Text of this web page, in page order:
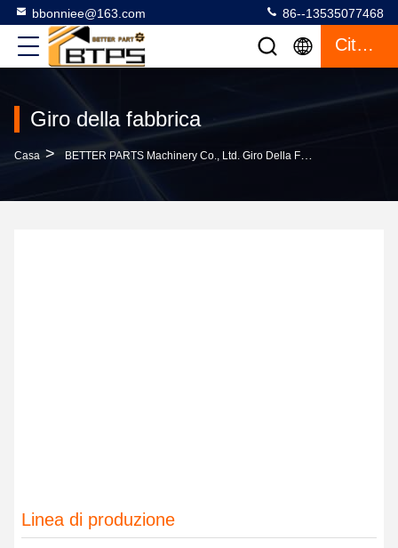
bbonniee@163.com 86--13535077468
Citazione
Giro della fabbrica
Casa > BETTER PARTS Machinery Co., Ltd. Giro Della Fabbrica
Linea di produzione